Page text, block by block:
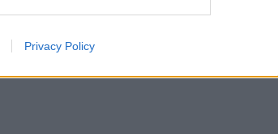
Privacy Policy